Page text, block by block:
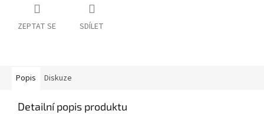
ZEPTAT SE SDÍLET
Popis Diskuze
Detailní popis produktu